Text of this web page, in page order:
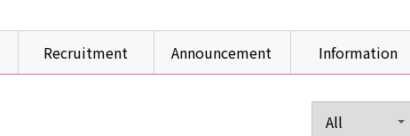
Recruitment Announcement Information